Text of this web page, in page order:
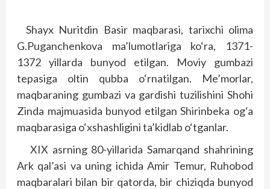
Shayx Nuritdin Basir maqbarasi, tarixchi olima
G.Puganchenkova ma’lumotlariga ko‘ra, 1371-
1372 yillarda bunyod etilgan. Moviy gumbazi
tepasiga oltin qubba o‘rnatilgan. Me’morlar,
maqbaraning gumbazi va gardishi tuzilishini Shohi
Zinda majmuasida bunyod etilgan Shirinbeka og‘a
maqbarasiga o‘xshashligini ta’kidlab o‘tganlar.
XIX asrning 80-yillarida Samarqand shahrining
Ark qal’asi va uning ichida Amir Temur, Ruhobod
maqbaralari bilan bir qatorda, bir chiziqda bunyod